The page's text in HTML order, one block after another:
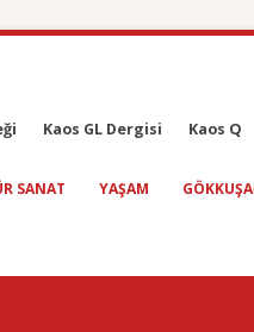
Kaos GL Dergisi Kaos Q
SANAT YAŞAM